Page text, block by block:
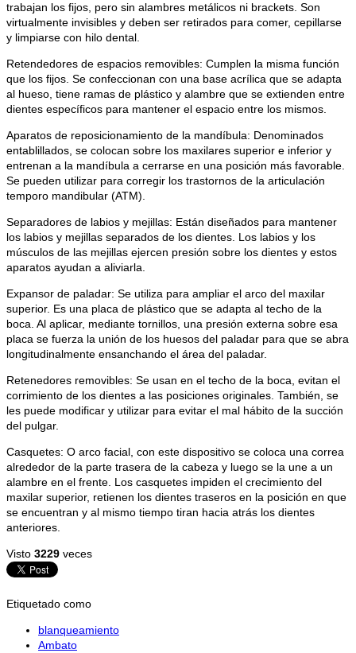
trabajan los fijos, pero sin alambres metálicos ni brackets. Son
virtualmente invisibles y deben ser retirados para comer, cepillarse
y limpiarse con hilo dental.
Retendedores de espacios removibles: Cumplen la misma función
que los fijos. Se confeccionan con una base acrílica que se adapta
al hueso, tiene ramas de plástico y alambre que se extienden entre
dientes específicos para mantener el espacio entre los mismos.
Aparatos de reposicionamiento de la mandíbula: Denominados
entablillados, se colocan sobre los maxilares superior e inferior y
entrenan a la mandíbula a cerrarse en una posición más favorable.
Se pueden utilizar para corregir los trastornos de la articulación
temporo mandibular (ATM).
Separadores de labios y mejillas: Están diseñados para mantener
los labios y mejillas separados de los dientes. Los labios y los
músculos de las mejillas ejercen presión sobre los dientes y estos
aparatos ayudan a aliviarla.
Expansor de paladar: Se utiliza para ampliar el arco del maxilar
superior. Es una placa de plástico que se adapta al techo de la
boca. Al aplicar, mediante tornillos, una presión externa sobre esa
placa se fuerza la unión de los huesos del paladar para que se abra
longitudinalmente ensanchando el área del paladar.
Retenedores removibles: Se usan en el techo de la boca, evitan el
corrimiento de los dientes a las posiciones originales. También, se
les puede modificar y utilizar para evitar el mal hábito de la succión
del pulgar.
Casquetes: O arco facial, con este dispositivo se coloca una correa
alrededor de la parte trasera de la cabeza y luego se la une a un
alambre en el frente. Los casquetes impiden el crecimiento del
maxilar superior, retienen los dientes traseros en la posición en que
se encuentran y al mismo tiempo tiran hacia atrás los dientes
anteriores.
Visto 3229 veces
Etiquetado como
blanqueamiento
Ambato